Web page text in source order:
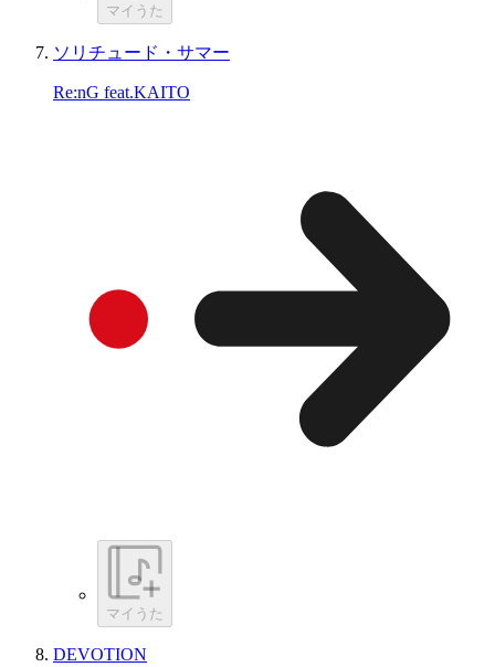
マイうた
ソリチュード・サマー
Re:nG feat.KAITO
マイうた
DEVOTION